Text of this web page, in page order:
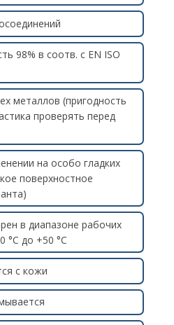
98% в соотв. с EN ISO
металлов (пригодность
проверять перед
на особо гладких
поверхностное
в диапазоне рабочих
°C до +50 °C
с кожи